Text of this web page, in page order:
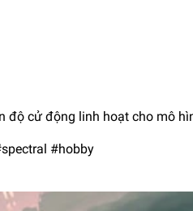
độ cử động linh hoạt cho mô
#hobby